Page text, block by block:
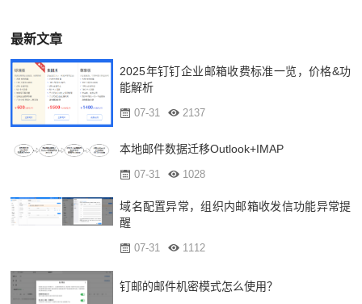
最新文章
2025年钉钉企业邮箱收费标准一览，价格&功
能解析
07-31 2137
本地邮件数据迁移Outlook+IMAP
07-31 1028
域名配置异常，组织内邮箱收发信功能异常提
醒
07-31 1112
钉邮的邮件机密模式怎么使用？